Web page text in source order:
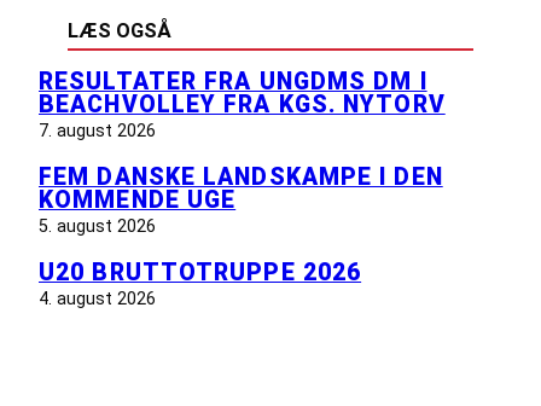
LÆS OGSÅ
RESULTATER FRA UNGDMS DM I
BEACHVOLLEY FRA KGS. NYTORV
7. august 2026
FEM DANSKE LANDSKAMPE I DEN
KOMMENDE UGE
5. august 2026
U20 BRUTTOTRUPPE 2026
4. august 2026